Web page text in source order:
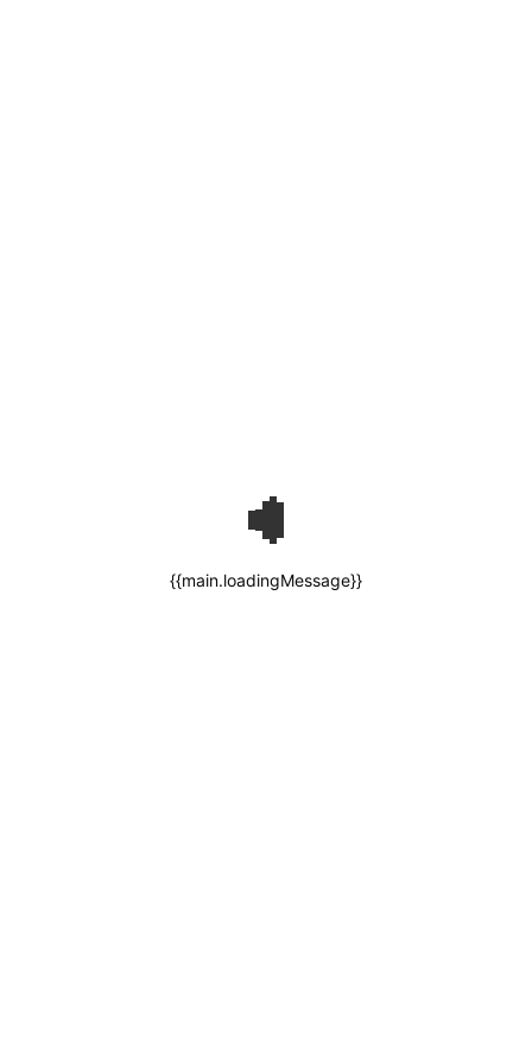
{{main.loadingMessage}}